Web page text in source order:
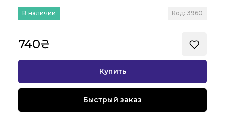
В наличии Код: 3960
740₴
Купить
Быстрый заказ